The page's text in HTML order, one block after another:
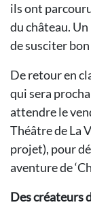
ils ont
du château.
de susciter
De retour en
qui sera
attendre le
Théâtre de La
projet), pour
aventure de
Des créateurs